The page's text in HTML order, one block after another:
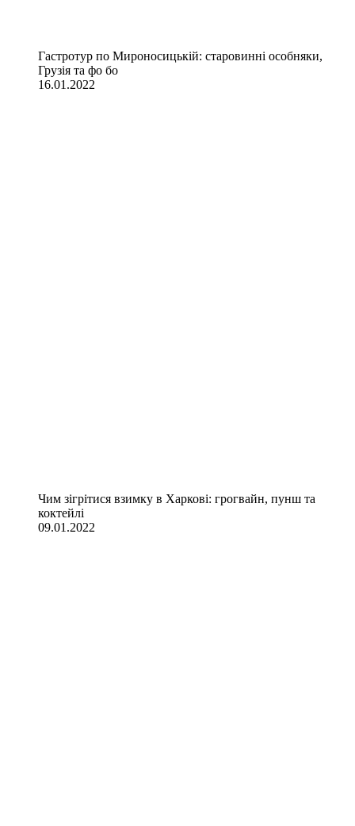
Гастротур по Мироносицькій: старовинні особняки,
Грузія та фо бо
16.01.2022
Чим зігрітися взимку в Харкові: грогвайн, пунш та
коктейлі
09.01.2022